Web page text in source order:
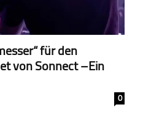
für den
von Sonnect –Ein
0